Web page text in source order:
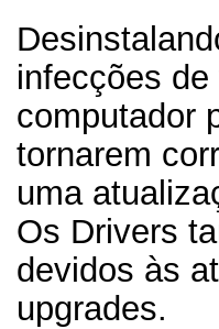
infecções
computador
tornarem
uma
Os Drivers
devidos às
upgrades.